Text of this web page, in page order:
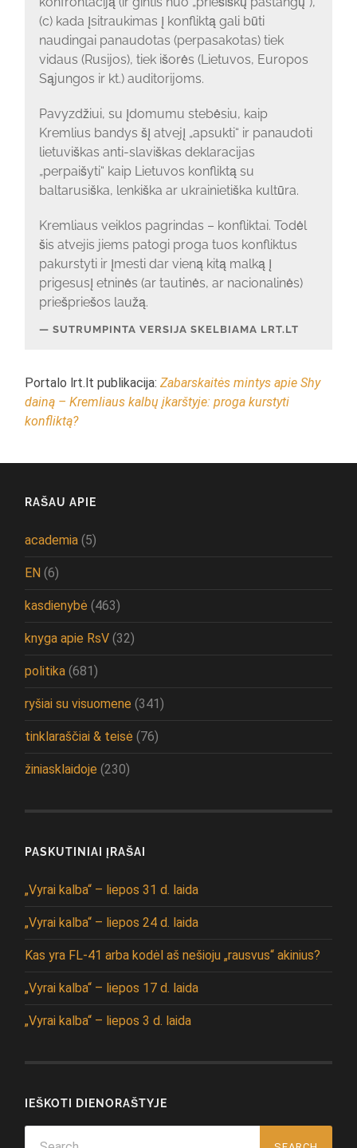
(c) kada įsitraukimas į konfliktą gali būti
naudingai panaudotas (perpasakotas) tiek
vidaus (Rusijos), tiek išorės (Lietuvos, Europos
Sąjungos ir kt.) auditorijoms.
Pavyzdžiui, su įdomumu stebėsiu, kaip
Kremlius bandys šį atvejį „apsukti“ ir panaudoti
lietuviškas anti-slaviškas deklaracijas
„perpaišyti“ kaip Lietuvos konfliktą su
baltarusiška, lenkiška ar ukrainietiška kultūra.
Kremliaus veiklos pagrindas – konfliktai. Todėl
šis atvejis jiems patogi proga tuos konfliktus
pakurstyti ir įmesti dar vieną kitą malką į
prigesusį etninės (ar tautinės, ar nacionalinės)
priešpriešos laužą.
SUTRUMPINTA VERSIJA SKELBIAMA LRT.LT
Portalo lrt.lt publikacija:Zabarskaitės mintys apie Shy
dainą – Kremliaus kalbų įkarštyje: proga kurstyti
konfliktą?
RAŠAU APIE
academia (5)
EN (6)
kasdienybė (463)
knyga apie RsV (32)
politika (681)
ryšiai su visuomene (341)
tinklaraščiai & teisė (76)
žiniasklaidoje (230)
PASKUTINIAI ĮRAŠAI
„Vyrai kalba“ – liepos 31 d. laida
„Vyrai kalba“ – liepos 24 d. laida
Kas yra FL-41 arba kodėl aš nešioju „rausvus“ akinius?
„Vyrai kalba“ – liepos 17 d. laida
„Vyrai kalba“ – liepos 3 d. laida
IEŠKOTI DIENORAŠTYJE